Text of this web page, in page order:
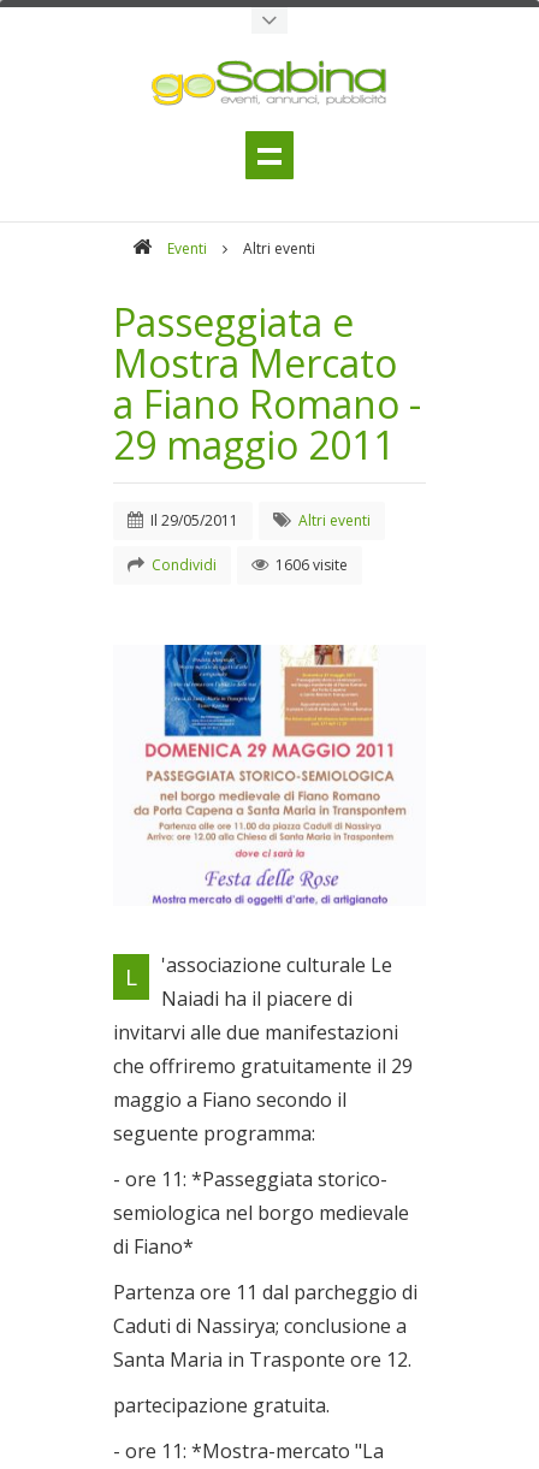
Eventi Altri eventi
Passeggiata e
Mostra Mercato
a Fiano Romano -
29 maggio 2011
Il 29/05/2011 Altri eventi
Condividi 1606 visite
Locandina evento
Il 29/05/2011
L
'associazione culturale Le
Naiadi ha il piacere di
invitarvi alle due manifestazioni
che offriremo gratuitamente il 29
maggio a Fiano secondo il
seguente programma:
- ore 11: *Passeggiata storico-
semiologica nel borgo medievale
di Fiano*
Partenza ore 11 dal parcheggio di
Caduti di Nassirya; conclusione a
Santa Maria in Trasponte ore 12.
partecipazione gratuita.
- ore 11: *Mostra-mercato "La